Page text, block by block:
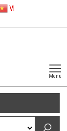
VI
Menu